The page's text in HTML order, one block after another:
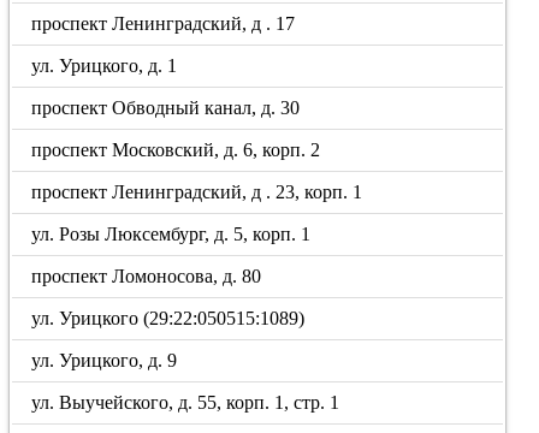
проспект Ленинградский, д . 17
ул. Урицкого, д. 1
проспект Обводный канал, д. 30
проспект Московский, д. 6, корп. 2
проспект Ленинградский, д . 23, корп. 1
ул. Розы Люксембург, д. 5, корп. 1
проспект Ломоносова, д. 80
ул. Урицкого (29:22:050515:1089)
ул. Урицкого, д. 9
ул. Выучейского, д. 55, корп. 1, стр. 1